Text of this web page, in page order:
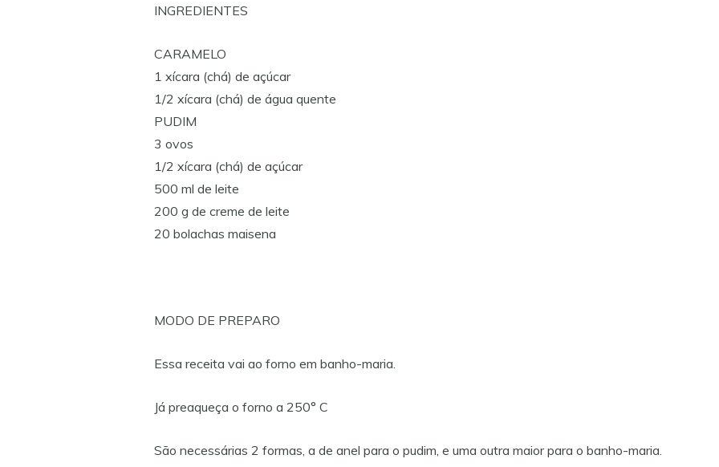
INGREDIENTES
CARAMELO
1 xícara (chá) de açúcar
1/2 xícara (chá) de água quente
PUDIM
3 ovos
1/2 xícara (chá) de açúcar
500 ml de leite
200 g de creme de leite
20 bolachas maisena
MODO DE PREPARO
Essa receita vai ao forno em banho-maria.
Já preaqueça o forno a 250° C
São necessárias 2 formas, a de anel para o pudim, e uma outra maior para o banho-maria.